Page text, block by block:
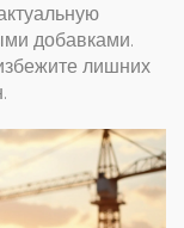
добавками.
лишних